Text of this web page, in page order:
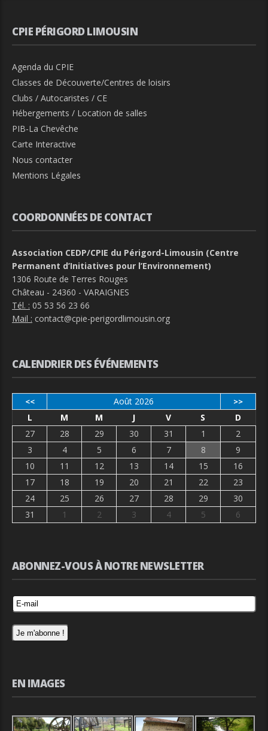
CPIE PÉRIGORD LIMOUSIN
Agenda du CPIE
Classes de Découverte/Centres de loisirs
Clubs / Autocaristes / CE
Hébergements / Location de salles
PIB-La Chevêche
Carte Interactive
Nous contacter
Mentions Légales
COORDONNÉES DE CONTACT
Association CEDP/CPIE du Périgord-Limousin (Centre
Permanent d’Initiatives pour l’Environnement)
1306 Route de Terres Rouges
Château - 24360 - VARAIGNES
Tél. : 05 53 56 23 66
Mail : contact@cpie-perigordlimousin.org
CALENDRIER DES ÉVÉNEMENTS
<< Août 2026 >>
L M M J V S
D
27
28 29 30 31 1
2
3
4 5 6 7 8
9
10
11 12 13 14 15
16
17
18 19 20 21 22
23
24
25 26 27 28 29
30
31
1 2 3 4 5 6
ABONNEZ-VOUS À NOTRE NEWSLETTER
EN IMAGES